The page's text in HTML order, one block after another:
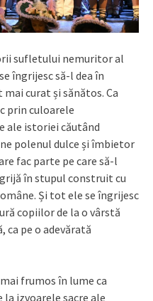
sufletului nemuritor al
îngrijesc să-l dea în
curat și sănătos. Ca
prin culoarele
ale istoriei căutând
polenul dulce și îmbietor
fac parte pe care să-l
în stupul construit cu
Și tot ele se îngrijesc
copiilor de la o vârstă
ca pe o adevărată
frumos în lume ca
la izvoarele sacre ale